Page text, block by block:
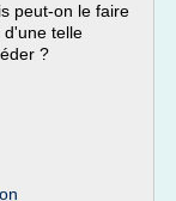
peut-on le faire
d'une telle
?